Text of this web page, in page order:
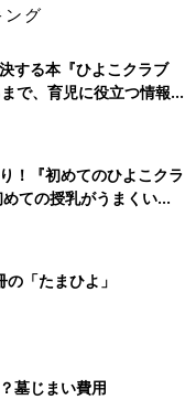
グ
する本『ひよこクラブ
で、育児に役立つ情報が
！『初めてのひよこクラ
ての授乳がうまくい
と夏のトラブル 解決テ
「たまひよ」
墓じまい費用